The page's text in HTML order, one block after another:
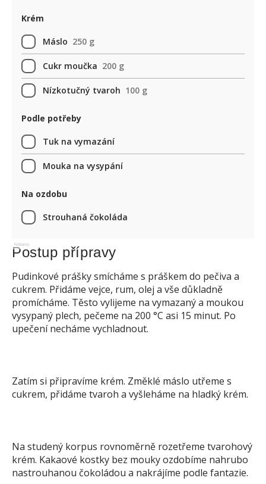
Krém
Máslo 250 g
Cukr moučka 200 g
Nízkotučný tvaroh 100 g
Podle potřeby
Tuk na vymazání
Mouka na vysypání
Na ozdobu
Strouhaná čokoláda
Reklama
Postup přípravy
Pudinkové prášky smícháme s práškem do pečiva a
cukrem. Přidáme vejce, rum, olej a vše důkladně
promícháme. Těsto vylijeme na vymazaný a moukou
vysypaný plech, pečeme na 200 °C asi 15 minut. Po
upečení necháme vychladnout.
Zatím si připravíme krém. Změklé máslo utřeme s
cukrem, přidáme tvaroh a vyšleháme na hladký krém.
Na studený korpus rovnoměrně rozetřeme tvarohový
krém. Kakaové kostky bez mouky ozdobíme nahrubo
nastrouhanou čokoládou a nakrájíme podle fantazie.